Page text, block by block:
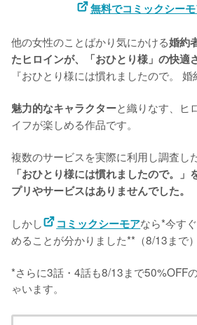
無料でコミックシー
他の女性のことばかり気にかける婚約
たヒロインが、「おひとり様」の快適
『おひとり様には慣れましたので。 婚
魅力的なキャラクターと織りなす、ヒ
イフが楽しめる作品です。
複数のサービスを実際に利用し調査し
「おひとり様には慣れましたので。
プリやサービスはありませんでした。
しかし コミックシーモアなら*今す
めることが分かりました**（8/13まで
*さらに3話・4話も8/13まで50%OFF
ゃいます。